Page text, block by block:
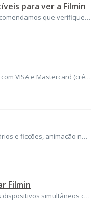
para ver a Filmin
Para desfrutares da Filmin, recomendamos que verifique se o seu dispositivo cumpre os requisitos mínimos e se encontra entre os seguintes modelos: Ver Fil...
Podes pagar a tua subscrição com VISA e Mastercard (crédito e débito), cartão pré-pago (no caso de ser um cartão MBNET, deverás escolher a opção “Pagamento ...
Estreias, clássicos, documentários e ficções, animação nacional, europeia e até asiática, grandes séries de televisão e os melhores filmes portugueses de ca...
Filmin
Podes ver a Filmin em até dois dispositivos simultâneos com a mesma conta, seja a partir do mesmo endereço de IP ou de um diferente. Para poderes aceder a p...